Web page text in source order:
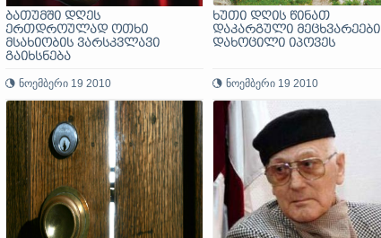
ბათუმში დღეს
ერთდროულად ოთხი
მსახიობის ვარსკვლავი
გაიხსნება
ნოემბერი 19 2010
ხუთი დღის წინათ
დაკარგული მეცხვარეები
დახოცილი იპოვეს
ნოემბერი 19 2010